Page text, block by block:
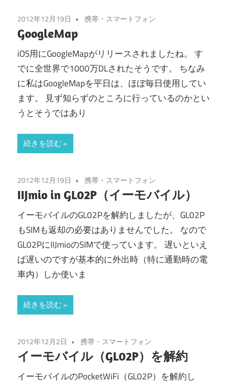
と
で
す。
2012年12月19日 携帯・スマートフォン
GoogleMap
iOS用にGoogleMapがリリースされましたね。 す
でに全世界で1000万DLされたそうです。 ちなみ
に私はGoogleMapを平日は、ほぼ毎日使用してい
ます。 見ず知らずのところに行っているのかとい
うとそうではあり
続きを読む
2012年12月19日 携帯・スマートフォン
IIJmio in GL02P（イーモバイル）
イーモバイルのGL02Pを解約しましたが、GL02P
もSIMも返却の必要はありませんでした。 なので
GL02PにIIJmioのSIMで使っています。 遅いといえ
ば遅いのですが基本的に外出時（特に通勤時の電
車内）しか使いま
続きを読む
2012年12月2日 携帯・スマートフォン
イーモバイル（GL02P）を解約
イーモバイルのPocketWiFi（GL02P）を解約し